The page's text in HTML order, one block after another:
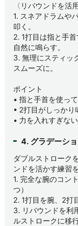
〈リバウンドを活
1. スネアドラムや
叩く。
2. 1打目は指と手
自然に鳴らす。
3. 無理にスティッ
スムーズに。
ポイント
• 指と手首を使っ
• 2打目がしっかり
• 力を入れすぎな
4. グラデーシ
ダブルストローク
ンドを活かす練習
1. 完全な腕のコン
つ）
2. 1打目を腕、2打
3. リバウンドを利
ルストロークに移行